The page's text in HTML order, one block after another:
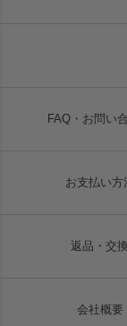
FAQ・お問い
お支払い方
返品・交換
会社概要